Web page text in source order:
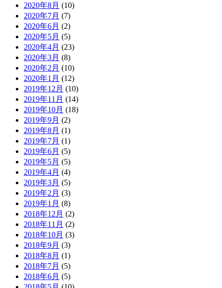
2020年8月 (10)
2020年7月 (7)
2020年6月 (2)
2020年5月 (5)
2020年4月 (23)
2020年3月 (8)
2020年2月 (10)
2020年1月 (12)
2019年12月 (10)
2019年11月 (14)
2019年10月 (18)
2019年9月 (2)
2019年8月 (1)
2019年7月 (1)
2019年6月 (5)
2019年5月 (5)
2019年4月 (4)
2019年3月 (5)
2019年2月 (3)
2019年1月 (8)
2018年12月 (2)
2018年11月 (2)
2018年10月 (3)
2018年9月 (3)
2018年8月 (1)
2018年7月 (5)
2018年6月 (5)